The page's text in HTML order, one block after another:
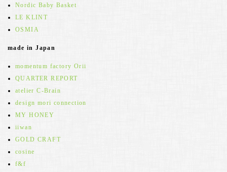
Nordic Baby Basket
LE KLINT
OSMIA
made in Japan
momentum factory Orii
QUARTER REPORT
atelier C-Brain
design mori connection
MY HONEY
iiwan
GOLD CRAFT
cosine
f&f